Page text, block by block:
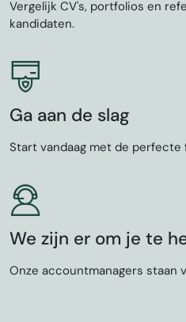
Vergelijk CV's, portfolios en
kandidaten.
Ga aan de slag
Start vandaag met de perfecte
We zijn er om je te
Onze accountmanagers staan